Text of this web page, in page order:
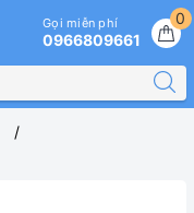
0
Gọi miễn phí
0966809661